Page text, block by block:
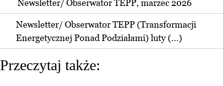
Newsletter/ Obserwator TEPP, marzec 2026
Newsletter/ Obserwator TEPP (Transformacji
Energetycznej Ponad Podziałami) luty (...)
Przeczytaj także: